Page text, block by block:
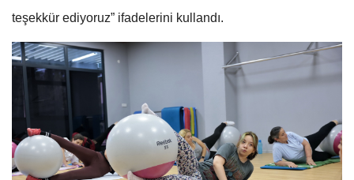
teşekkür ediyoruz” ifadelerini kullandı.